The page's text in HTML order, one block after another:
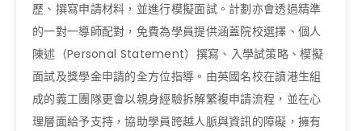
歷、撰寫申請材料，並進行模擬面試。計劃亦會透過精準
的一對一導師配對，免費為學員提供涵蓋院校選擇、個人
陳述（Personal Statement）撰寫、入學試策略、模擬
面試及獎學金申請的全方位指導。由英國名校在讀港生組
成的義工團隊更會以親身經驗拆解繁複申請流程，並在心
理層面給予支持，協助學員跨越人脈與資訊的障礙，擁有